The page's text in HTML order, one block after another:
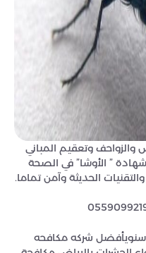
والزواحف وتعقيم المباني
” الأوشا” في الصحة
الحديثة وآمن تماما.
سنويأفضل شركه مكافحه